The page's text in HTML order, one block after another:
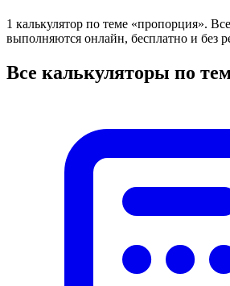
1 калькулятор по теме «пропорция».
выполняются онлайн, бесплатно и без
Все калькуляторы по